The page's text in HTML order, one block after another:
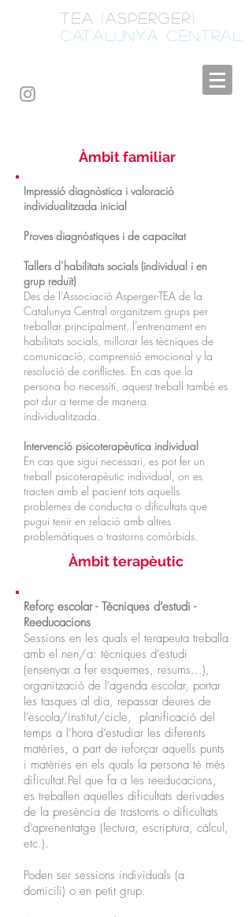
TEA [ASPERGER]
CATALUNYA CENTRAL
Impressió diagnòstica i valoració
individualitzada inicial
Proves diagnòstiques i de capacitat
Tallers d’habilitats socials (individual i en
grup reduït)
Des de l’Associació Asperger-TEA de la
Catalunya Central organitzem grups per
treballar principalment, l’entrenament en
habilitats socials, millorar les tècniques de
comunicació, comprensió emocional y la
resolució de conflictes. En cas que la
persona ho necessiti, aquest treball també es
pot dur a terme de manera
individualitzada.
Intervenció psicoterapèutica individual
En cas que sigui necessari, es pot fer un
treball psicoterapèutic individual, on es
tracten amb el pacient tots aquells
problemes de conducta o dificultats que
pugui tenir en relació amb altres
problemàtiques o trastorns comòrbids.
Àmbit familiar
Àmbit terapèutic
Reforç escolar - Tècniques d’estudi -
Reeducacions
Sessions en les quals el terapeuta treballa
amb el nen/a: tècniques d’estudi
(ensenyar a fer esquemes, resums...),
organització de l’agenda escolar, portar
les tasques al dia, repassar deures de
l’escola/institut/cicle, planificació del
temps a l’hora d’estudiar les diferents
matèries, a part de reforçar aquells punts
i matèries en els quals la persona té més
dificultat.Pel que fa a les reeducacions,
es treballen aquelles dificultats derivades
de la presència de trastorns o dificultats
d’aprenentatge (lectura, escriptura, càlcul,
etc.).
Poden ser sessions individuals (a
domicili) o en petit grup.